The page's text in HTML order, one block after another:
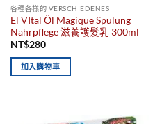
各種各樣的 VERSCHIEDENES
El VItal Öl Magique Spülung
Nährpflege 滋養護髮乳 300ml
NT$280
加入購物車